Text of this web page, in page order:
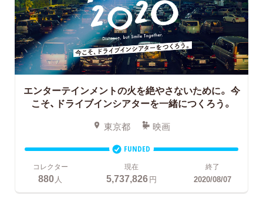
エンターテインメントの火を絶やさないために。 今
こそ、ドライブインシアターを一緒につくろう。
東京都 映画
FUNDED
コレクター
880 人
現在
5,737,826円
終了
2020/08/07